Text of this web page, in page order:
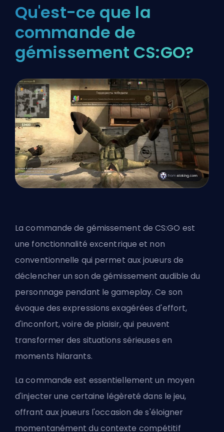
Qu'est-ce que la
commande de
gémissement CS:GO?
La commande de gémissement de CS:GO est
une fonctionnalité excentrique et non
conventionnelle qui permet aux joueurs de
déclencher un son de gémissement audible du
personnage pendant le gameplay. Ce son
évoque des expressions exagérées d'effort,
d'inconfort, voire de plaisir, qui peuvent
transformer des situations sérieuses en
moments hilarants.
La commande est essentiellement un moyen
d'injecter une certaine légèreté dans le jeu,
offrant aux joueurs l'occasion de s'éloigner
momentanément du contexte compétitif